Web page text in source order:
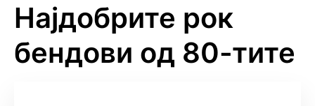
Најдобрите рок
бендови од 80-тите